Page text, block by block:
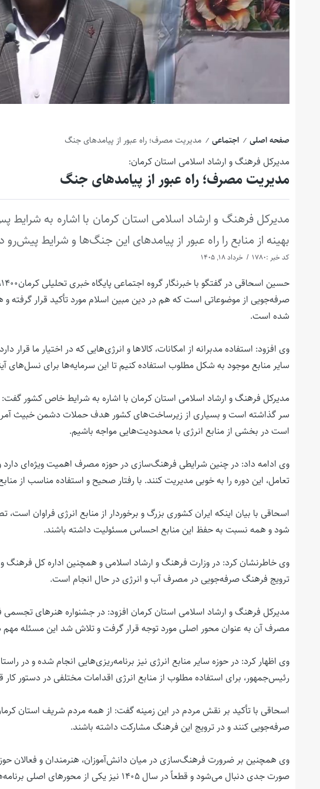
صفحه اصلی / اجتماعی / مدیریت مصرف؛ راه عبور از پیامدهای جنگ
مدیرکل فرهنگ و ارشاد اسلامی استان کرمان:
مدیریت مصرف؛ راه عبور از پیامدهای جنگ
مدیرکل فرهنگ و ارشاد اسلامی استان کرمان با اشاره به
بهینه از منابع را راه عبور از پیامدهای این جنگ‌ها و شرایط
کد خبر :1780 خرداد 18, 1405
صرفه‌جویی از موضوعاتی است که هم در دین مبین اسلام مورد تأکید قرار گرفته
شده است.
وی افزود: استفاده مدبرانه از امکانات، کالاها و انرژی‌هایی که در اختیار ما قرار
سایر منابع موجود به شکل مطلوب استفاده کنیم تا این سرمایه‌ها برای نسل‌های
مدیرکل فرهنگ و ارشاد اسلامی استان کرمان با اشاره به شرایط خاص کشور
سر گذاشته است و بسیاری از زیرساخت‌های کشور هدف حملات دشمن خبیث
است در بخشی از منابع انرژی با محدودیت‌هایی مواجه باشیم.
وی ادامه داد: در چنین شرایطی فرهنگ‌سازی در حوزه مصرف اهمیت ویژه‌ای
تعامل، این دوره را به خوبی مدیریت کنند. با رفتار صحیح و استفاده مناسب از
اسحاقی با بیان اینکه ایران کشوری بزرگ و برخوردار از منابع انرژی فراوان
شود و همه نسبت به حفظ این منابع احساس مسئولیت داشته باشند.
وی خاطرنشان کرد: در وزارت فرهنگ و ارشاد اسلامی و همچنین اداره کل فرهنگ
ترویج فرهنگ صرفه‌جویی در مصرف آب و انرژی در حال انجام است.
مدیرکل فرهنگ و ارشاد اسلامی استان کرمان افزود: در جشنواره هنرهای
مصرف آن به عنوان محور اصلی مورد توجه قرار گرفت و تلاش شد این مسئله
وی اظهار کرد: در حوزه سایر منابع انرژی نیز برنامه‌ریزی‌هایی انجام شده و در
رئیس‌جمهور، برای استفاده مطلوب از منابع انرژی اقدامات مختلفی در دستور کار
اسحاقی با تأکید بر نقش مردم در این زمینه گفت: از همه مردم شریف استان
صرفه‌جویی کنند و در ترویج این فرهنگ مشارکت داشته باشند.
وی همچنین بر ضرورت فرهنگ‌سازی در میان دانش‌آموزان، هنرمندان و فعالان
صورت جدی دنبال می‌شود و قطعاً در سال ۱۴۰۵ نیز یکی از محورهای اصلی برنامه‌های فرهنگی خواهد بود.